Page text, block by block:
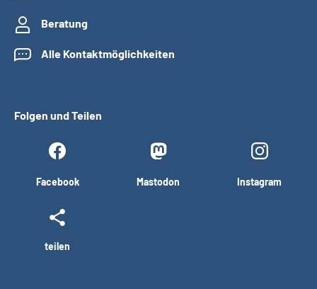
Beratung
Alle Kontaktmöglichkeiten
Folgen und Teilen
Facebook Mastodon Instagram
teilen